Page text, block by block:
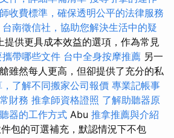
收費標準，確保透明公平的法律服務
台南徵信社，協助您解決生活中的疑
提供更具成本效益的選項，作為常見
帶哪些文件 台中全身按摩推薦 另一
雖然每人更高，但卻提供了充分的私
了解不同搬家公司報價 專業記帳事
財務 推拿師資格證照 了解助聽器原
器的工作方式 Abu 推拿推薦與介紹
包的可選補充，默認情況下不包